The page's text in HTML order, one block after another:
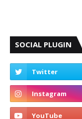
SOCIAL PLUGIN